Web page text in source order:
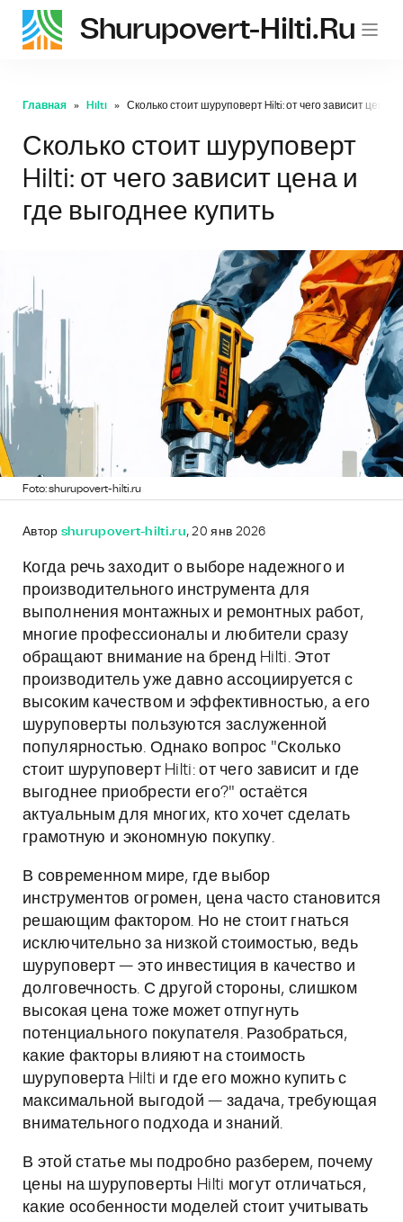
Shurupovert-Hilti.ru
Главная Hilti Сколько стоит шуруповерт Hilti: от чего зависит цена и
Сколько стоит шуруповерт
Hilti: от чего зависит цена и
где выгоднее купить
Foto: shurupovert-hilti.ru
Автор shurupovert-hilti.ru, 20 янв 2026
Когда речь заходит о выборе надежного и
производительного инструмента для
выполнения монтажных и ремонтных работ,
многие профессионалы и любители сразу
обращают внимание на бренд Hilti. Этот
производитель уже давно ассоциируется с
высоким качеством и эффективностью, а его
шуруповерты пользуются заслуженной
популярностью. Однако вопрос "Сколько
стоит шуруповерт Hilti: от чего зависит и где
выгоднее приобрести его?" остаётся
актуальным для многих, кто хочет сделать
грамотную и экономную покупку.
В современном мире, где выбор
инструментов огромен, цена часто становится
решающим фактором. Но не стоит гнаться
исключительно за низкой стоимостью, ведь
шуруповерт — это инвестиция в качество и
долговечность. С другой стороны, слишком
высокая цена тоже может отпугнуть
потенциального покупателя. Разобраться,
какие факторы влияют на стоимость
шуруповерта Hilti и где его можно купить с
максимальной выгодой — задача, требующая
внимательного подхода и знаний.
В этой статье мы подробно разберем, почему
цены на шуруповерты Hilti могут отличаться,
какие особенности моделей стоит учитывать